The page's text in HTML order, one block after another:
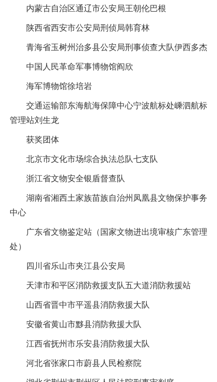
内蒙古自治区通辽市公安局王朝伦巴根
陕西省西安市公安局刑侦局韩育林
青海省玉树州治多县公安局刑事侦查大队伊西多杰
中国人民革命军事博物馆阎欣
海军博物馆徐培岩
交通运输部东海航海保障中心宁波航标处嵊泗航标
管理站刘生龙
获奖团体
北京市文化市场综合执法总队七支队
浙江省文物安全银盾督查队
湖南省湘西土家族苗族自治州凤凰县文物保护事务
中心
广东省文物鉴定站（国家文物进出境审核广东管理
处）
四川省乐山市夹江县公安局
天津市和平区消防救援支队五大道消防救援站
山西省晋中市平遥县消防救援大队
安徽省黄山市黟县消防救援大队
江西省抚州市乐安县消防救援大队
河北省张家口市蔚县人民检察院